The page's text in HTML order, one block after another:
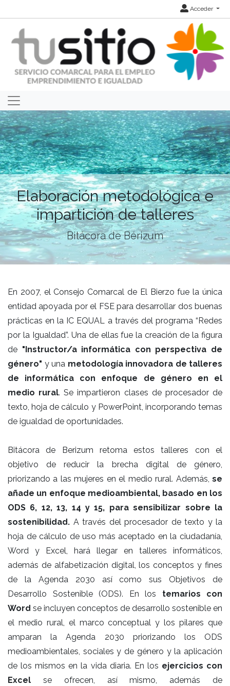
Acceder
Elaboración metodológica e
impartición de talleres
Bitácora de Bérizum
En 2007, el Consejo Comarcal de El Bierzo fue la única
entidad apoyada por el FSE para desarrollar dos buenas
prácticas en la IC EQUAL a través del programa “Redes
por la Igualdad”. Una de ellas fue la creación de la figura
de "Instructor/a informática con perspectiva de
género" y una metodología innovadora de talleres
de informática con enfoque de género en el
medio rural. Se impartieron clases de procesador de
texto, hoja de cálculo y PowerPoint, incorporando temas
de igualdad de oportunidades.
Bitácora de Berizum retoma estos talleres con el
objetivo de reducir la brecha digital de género,
priorizando a las mujeres en el medio rural. Además, se
añade un enfoque medioambiental, basado en los
ODS 6, 12, 13, 14 y 15, para sensibilizar sobre la
sostenibilidad. A través del procesador de texto y la
hoja de cálculo de uso más aceptado en la ciudadanía,
Word y Excel, hará llegar en talleres informáticos,
además de alfabetización digital, los conceptos y fines
de la Agenda 2030 así como sus Objetivos de
Desarrollo Sostenible (ODS). En los temarios con
Word se incluyen conceptos de desarrollo sostenible en
el medio rural, el marco conceptual y los pilares que
amparan la Agenda 2030 priorizando los ODS
medioambientales, sociales y de género y la aplicación
de los mismos en la vida diaria. En los ejercicios con
Excel se ofrecen, así mismo, además de